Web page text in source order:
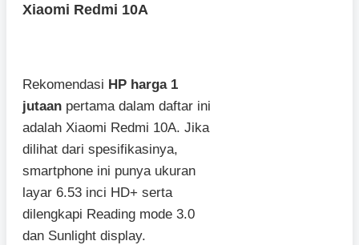
Xiaomi Redmi 10A
Rekomendasi HP harga 1
jutaan pertama dalam daftar ini
adalah Xiaomi Redmi 10A. Jika
dilihat dari spesifikasinya,
smartphone ini punya ukuran
layar 6.53 inci HD+ serta
dilengkapi Reading mode 3.0
dan Sunlight display.